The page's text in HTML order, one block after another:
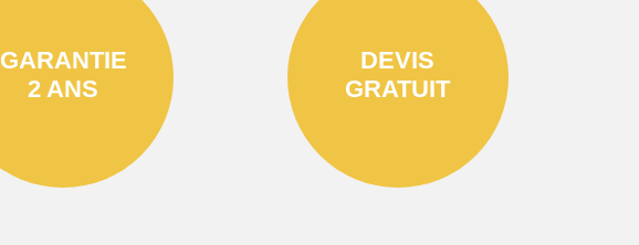
GARANTIE
2 ANS
DEVIS
GRATUIT